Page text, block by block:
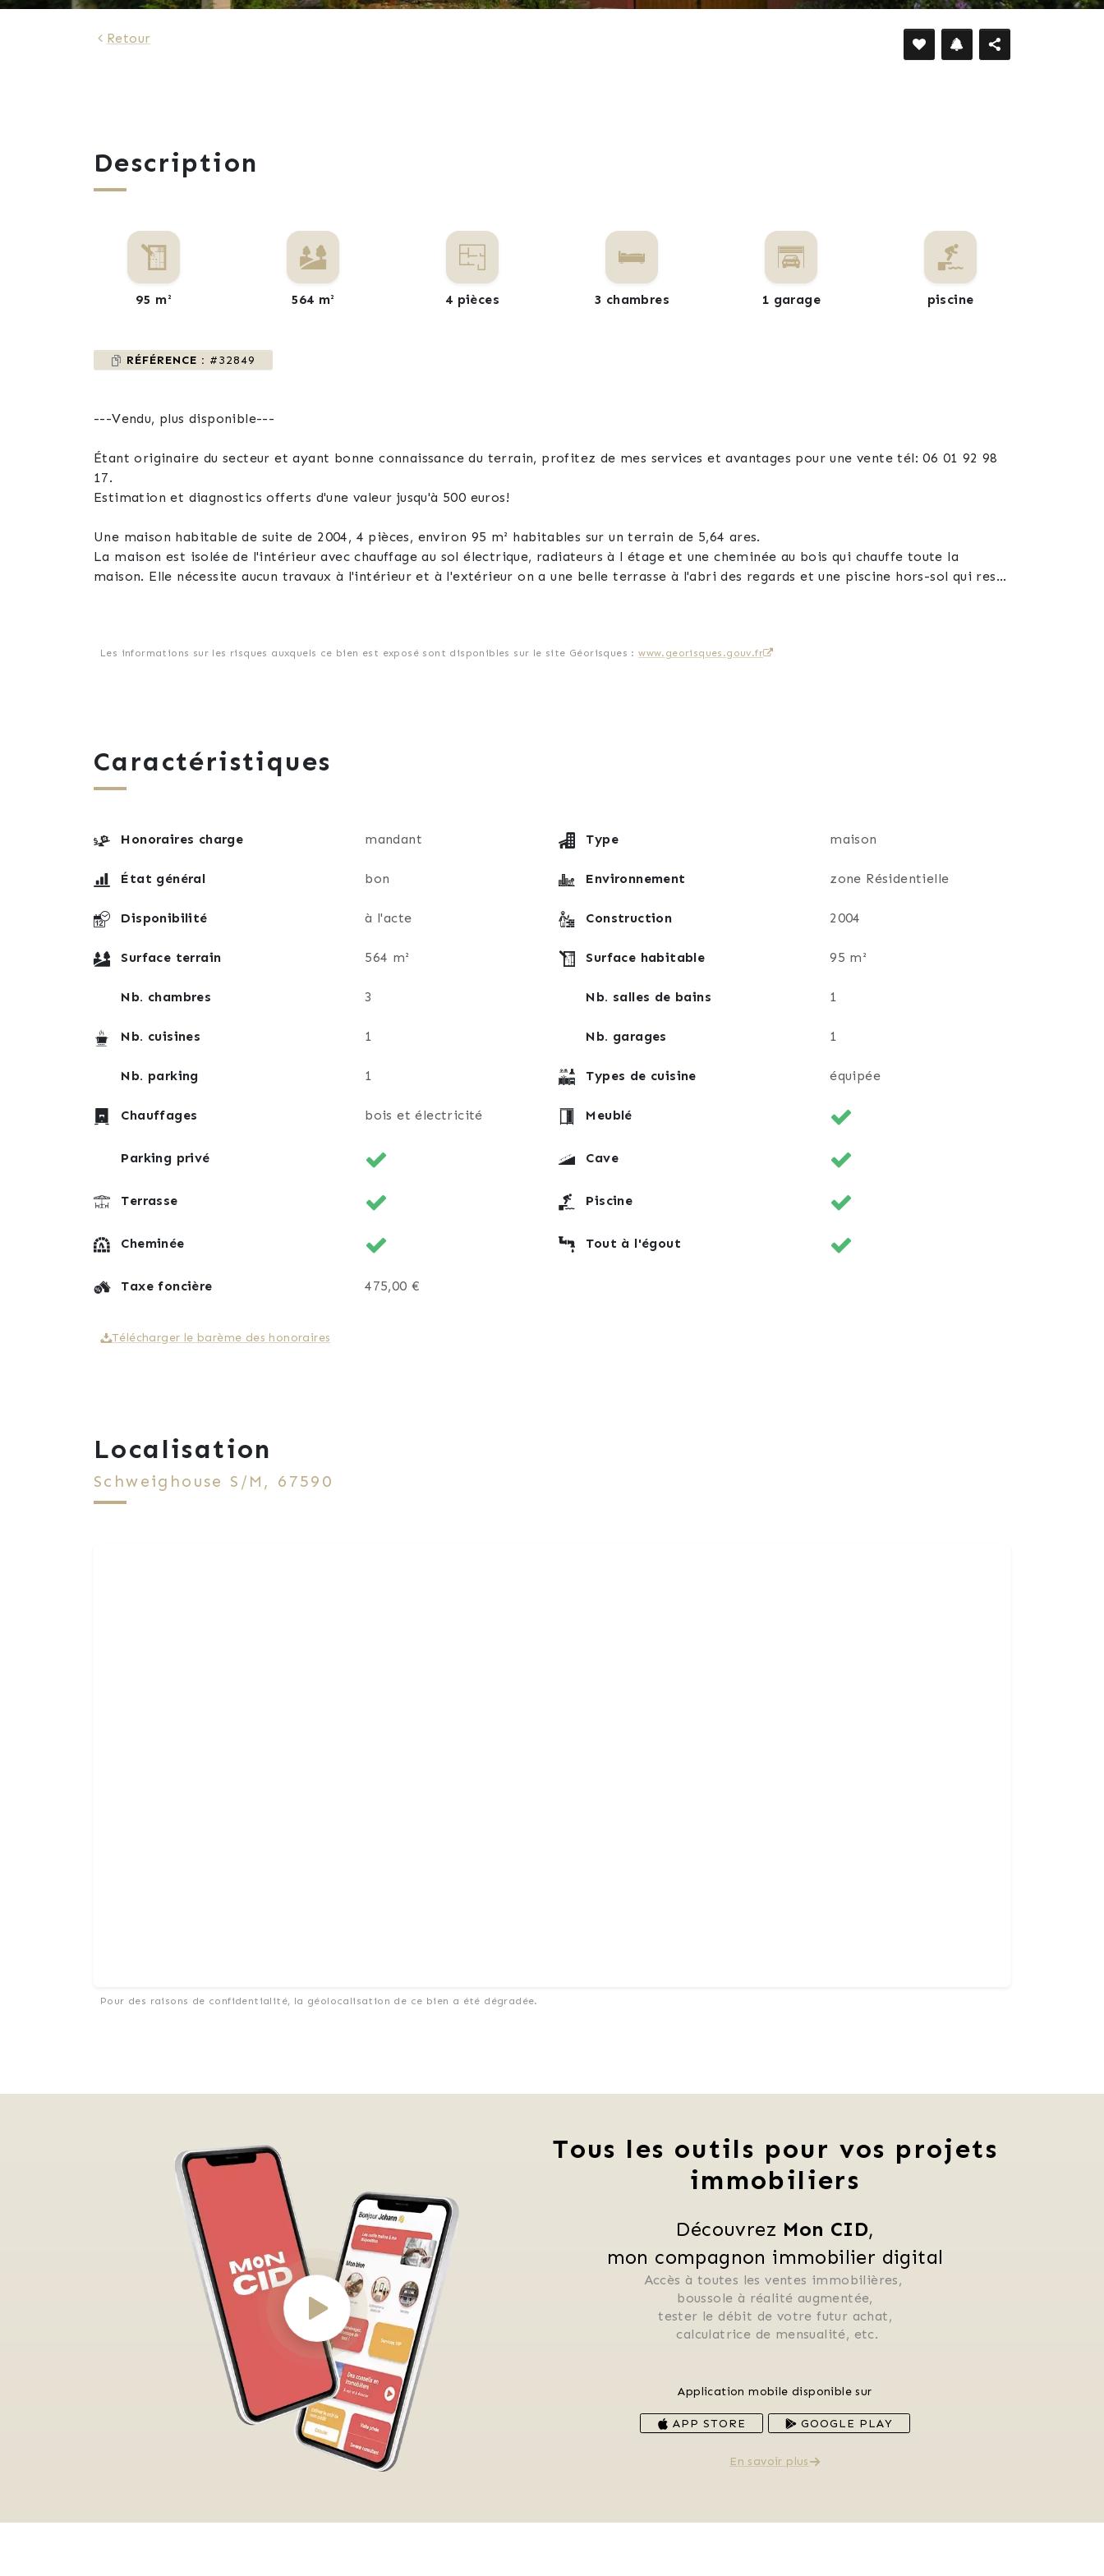
DÉFILER VERS LE BAS
Retour
Description
95 m² 564 m² 4 pièces 3 chambres 1 garage piscine
RÉFÉRENCE : #32849
---Vendu, plus disponible---
Étant originaire du secteur et ayant bonne connaissance du terrain, profitez de mes services et avantages pour une vente tél: 06 01 92 98
17.
Estimation et diagnostics offerts d'une valeur jusqu'à 500 euros!
Une maison habitable de suite de 2004, 4 pièces, environ 95 m² habitables sur un terrain de 5,64 ares.
La maison est isolée de l'intérieur avec chauffage au sol électrique, radiateurs à l étage et une cheminée au bois qui chauffe toute la
maison. Elle nécessite aucun travaux à l'intérieur et à l'extérieur on a une belle terrasse à l'abri des regards et une piscine hors-sol qui reste
Rdc :
-Un dégagement
-3 chambres
-Une salle de bain avec baignoire, douche, wc et meubles
-Garage de 26 m²
Les informations sur les risques auxquels ce bien est exposé sont disponibles sur le site Géorisques :www.georisques.gouv.fr
Caractéristiques
Honoraires charge mandant Type maison
État général bon Environnement zone Résidentielle
Disponibilité à l'acte Construction 2004
Surface terrain 564 m² Surface habitable 95 m²
Nb. chambres 3 Nb. salles de bains 1
Nb. cuisines 1 Nb. garages 1
Nb. parking 1 Types de cuisine équipée
Chauffages bois et électricité Meublé
Parking privé Cave
Terrasse Piscine
Cheminée Tout à l'égout
Taxe foncière 475,00 €
Télécharger le barème des honoraires
Localisation
Schweighouse S/M, 67590
Pour des raisons de confidentialité, la géolocalisation de ce bien a été dégradée.
Tous les outils pour vos projets
immobiliers
Découvrez Mon CID,
mon compagnon immobilier digital
Accès à toutes les ventes immobilières,
boussole à réalité augmentée,
tester le débit de votre futur achat,
calculatrice de mensualité, etc.
Application mobile disponible sur
APP STORE GOOGLE PLAY
En savoir plus